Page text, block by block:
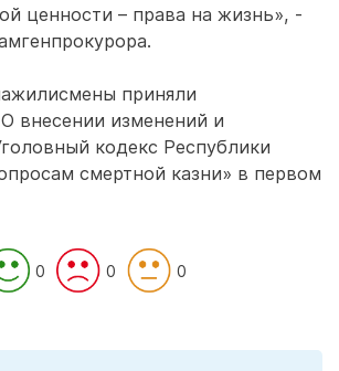
ценности – права на жизнь», -
приняли
внесении изменений и
кодекс Республики
смертной казни» в первом
0 0 0